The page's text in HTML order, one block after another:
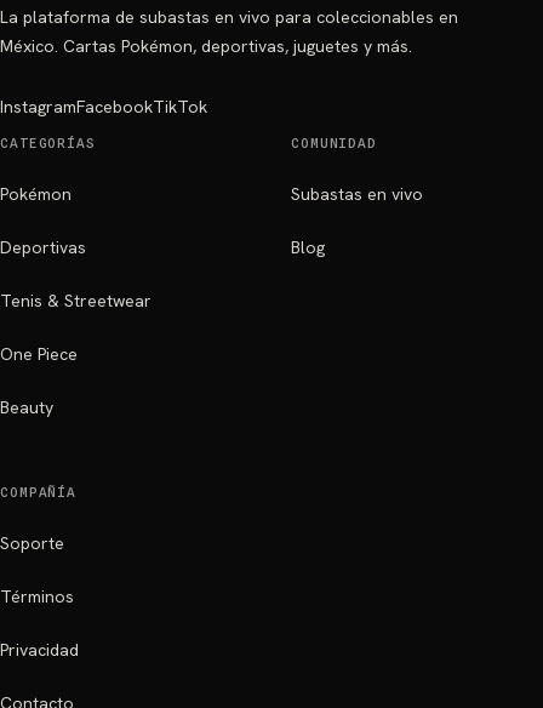
La plataforma de subastas en vivo para coleccionables en
México. Cartas Pokémon, deportivas, juguetes y más.
InstagramFacebookTikTok
CATEGORÍAS
Pokémon
Deportivas
Tenis & Streetwear
One Piece
Beauty
COMUNIDAD
Subastas en vivo
Blog
COMPAÑÍA
Soporte
Términos
Privacidad
Contacto